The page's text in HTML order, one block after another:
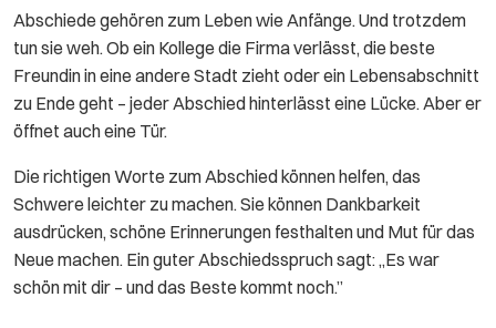
Abschiede gehören zum Leben wie Anfänge. Und trotzdem
tun sie weh. Ob ein Kollege die Firma verlässt, die beste
Freundin in eine andere Stadt zieht oder ein Lebensabschnitt
zu Ende geht – jeder Abschied hinterlässt eine Lücke. Aber er
öffnet auch eine Tür.
Die richtigen Worte zum Abschied können helfen, das
Schwere leichter zu machen. Sie können Dankbarkeit
ausdrücken, schöne Erinnerungen festhalten und Mut für das
Neue machen. Ein guter Abschiedsspruch sagt: „Es war
schön mit dir – und das Beste kommt noch.”